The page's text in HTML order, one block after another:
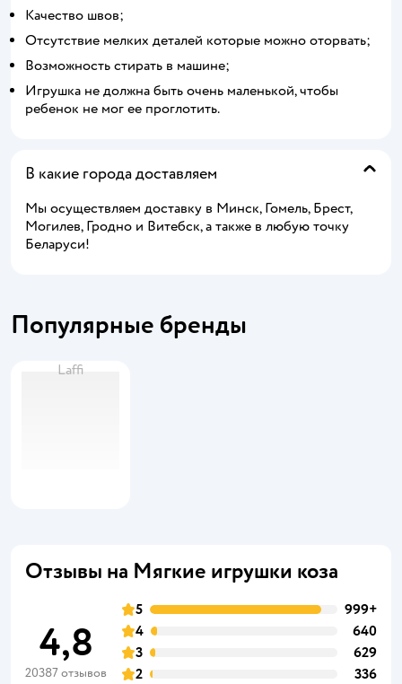
Качество швов;
Отсутствие мелких деталей которые можно оторвать;
Возможность стирать в машине;
Игрушка не должна быть очень маленькой, чтобы
ребенок не мог ее проглотить.
В какие города доставляем
Мы осуществляем доставку в Минск, Гомель, Брест,
Могилев, Гродно и Витебск, а также в любую точку
Беларуси!
Популярные бренды
Laffi
Отзывы на Мягкие игрушки коза
4,8
20387 отзывов
5
999+
4
640
3
629
2
336